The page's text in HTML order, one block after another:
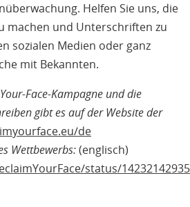
Helfen Sie uns, die
machen und Unterschriften zu
sozialen Medien oder ganz
mit Bekannten.
Face-Kampagne und die
gibt es auf der Website der
de
Wettbewerbs:(englisch)
status/